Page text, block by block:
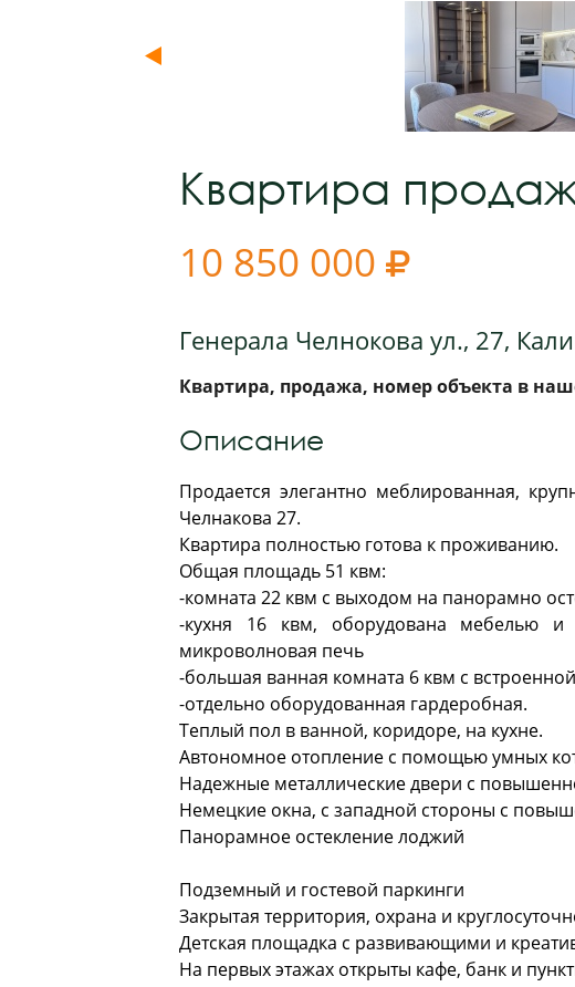
Квартира
10 850 000 
Генерала Челнокова ул., 27,
Квартира, продажа, номер объекта в
Описание
Продается элегантно меблированная,
Челнакова 27.
Квартира полностью готова к проживанию.
Общая площадь 51 квм:
-комната 22 квм с выходом на панорамно
-кухня 16 квм, оборудована мебелью и
микроволновая печь
-большая ванная комната 6 квм с
-отдельно оборудованная гардеробная.
Теплый пол в ванной, коридоре, на кухне.
Автономное отопление с помощью умных
Надежные металлические двери с
Немецкие окна, с западной стороны с
Панорамное остекление лоджий
Подземный и гостевой паркинги
Закрытая территория, охрана и
Детская площадка с развивающими и
На первых этажах открыты кафе, банк и